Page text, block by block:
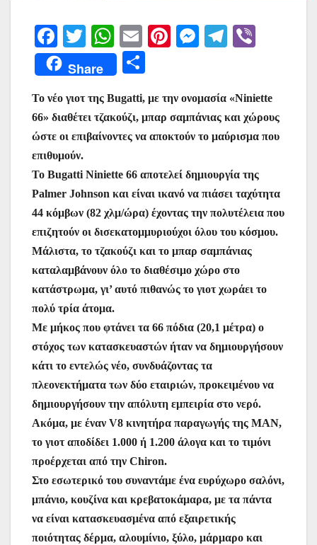
F
a
c
e
b
o
o
k
T
w
itt
er
W
h
at
s
A
p
p
E
m
ai
l
Pi
e
st
M
s
e
n
g
er
T
gr
a
m
Share
ρ
α
τε
ίτ
ε
Το νέο γιοτ της Bugatti, με την ονομασία «Niniette
66» διαθέτει τζακούζι, μπαρ σαμπάνιας και χώρους
ώστε οι επιβαίνοντες να αποκτούν το μαύρισμα που
επιθυμούν.
Το Bugatti Niniette 66 αποτελεί δημιουργία της
Palmer Johnson και είναι ικανό να πιάσει ταχύτητα
44 κόμβων (82 χλμ/ώρα) έχοντας την πολυτέλεια που
επιζητούν οι δισεκατομμυριούχοι όλου του κόσμου.
Μάλιστα, το τζακούζι και το μπαρ σαμπάνιας
καταλαμβάνουν όλο το διαθέσιμο χώρο στο
κατάστρωμα, γι’ αυτό πιθανώς το γιοτ χωράει το
πολύ τρία άτομα.
Με μήκος που φτάνει τα 66 πόδια (20,1 μέτρα) ο
στόχος των κατασκευαστών ήταν να δημιουργήσουν
κάτι το εντελώς νέο, συνδυάζοντας τα
πλεονεκτήματα των δύο εταιριών, προκειμένου να
δημιουργήσουν την απόλυτη εμπειρία στο νερό.
Ακόμα, με έναν V8 κινητήρα παραγωγής της MAN,
το γιοτ αποδίδει 1.000 ή 1.200 άλογα και το τιμόνι
προέρχεται από την Chiron.
Στο εσωτερικό του συναντάμε ένα ευρύχωρο σαλόνι,
μπάνιο, κουζίνα και κρεβατοκάμαρα, με τα πάντα
να είναι κατασκευασμένα από εξαιρετικής
ποιότητας δέρμα, αλουμίνιο, ξύλο, μάρμαρο και